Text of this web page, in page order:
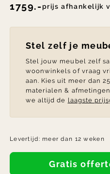
1759.-prijs afhankelijk
Stel zelf je
Stel jouw meubel zelf
woonwinkels of vraag
aan. Kies uit meer dan
materialen &
we altijd de laagste
Levertijd: meer dan 12 weken
Gratis